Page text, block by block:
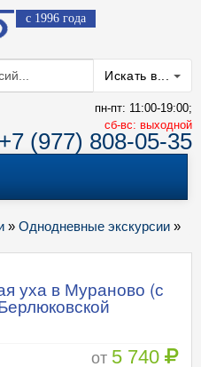
с 1996 года
Искать в...
пн-пт: 11:00-19:00;
cб-вс: выходной
+7 (977) 808-05-35
» Однодневные экскурсии »
уха в Мураново (с
от 5 740